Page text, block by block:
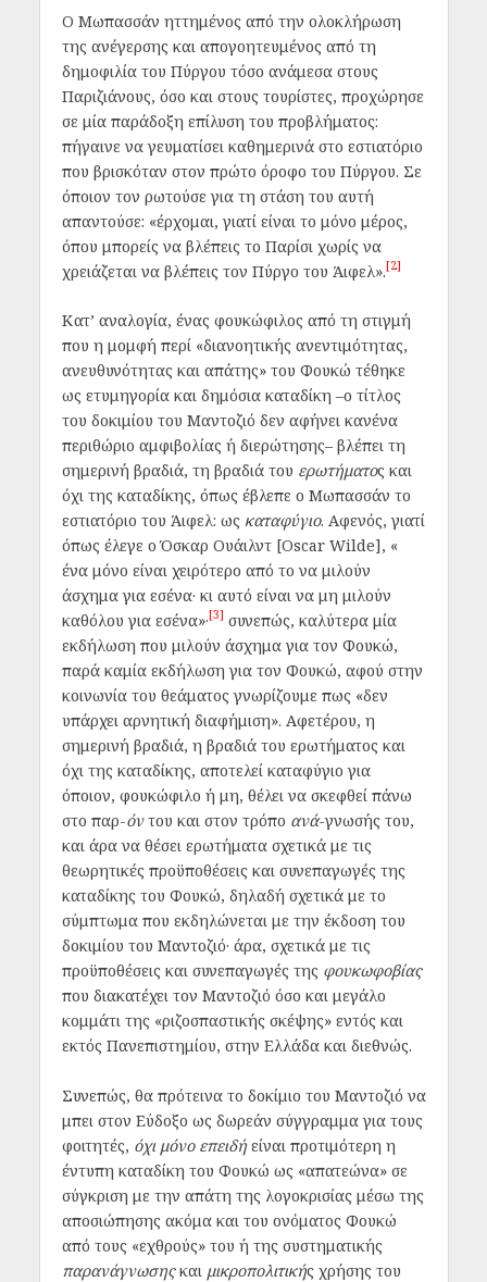
Ο Μωπασσάν ηττημένος από την ολοκλήρωση
της ανέγερσης και απογοητευμένος από τη
δημοφιλία του Πύργου τόσο ανάμεσα στους
Παριζιάνους, όσο και στους τουρίστες, προχώρησε
σε μία παράδοξη επίλυση του προβλήματος:
πήγαινε να γευματίσει καθημερινά στο εστιατόριο
που βρισκόταν στον πρώτο όροφο του Πύργου. Σε
όποιον τον ρωτούσε για τη στάση του αυτή
απαντούσε: «έρχομαι, γιατί είναι το μόνο μέρος,
όπου μπορείς να βλέπεις το Παρίσι χωρίς να
χρειάζεται να βλέπεις τον Πύργο του Άιφελ».[2]
Κατ’ αναλογία, ένας φουκώφιλος από τη στιγμή
που η μομφή περί «διανοητικής ανεντιμότητας,
ανευθυνότητας και απάτης» του Φουκώ τέθηκε
ως ετυμηγορία και δημόσια καταδίκη –ο τίτλος
του δοκιμίου του Μαντοζιό δεν αφήνει κανένα
περιθώριο αμφιβολίας ή διερώτησης– βλέπει τη
σημερινή βραδιά, τη βραδιά του ερωτήματος και
όχι της καταδίκης, όπως έβλεπε ο Μωπασσάν το
εστιατόριο του Άιφελ: ως καταφύγιο. Αφενός, γιατί
όπως έλεγε ο Όσκαρ Ουάιλντ [Oscar Wilde], «
ένα μόνο είναι χειρότερο από το να μιλούν
άσχημα για εσένα· κι αυτό είναι να μη μιλούν
καθόλου για εσένα»·[3] συνεπώς, καλύτερα μία
εκδήλωση που μιλούν άσχημα για τον Φουκώ,
παρά καμία εκδήλωση για τον Φουκώ, αφού στην
κοινωνία του θεάματος γνωρίζουμε πως «δεν
υπάρχει αρνητική διαφήμιση». Αφετέρου, η
σημερινή βραδιά, η βραδιά του ερωτήματος και
όχι της καταδίκης, αποτελεί καταφύγιο για
όποιον, φουκώφιλο ή μη, θέλει να σκεφθεί πάνω
στο παρ-όντου και στον τρόπο ανά-γνωσής του,
και άρα να θέσει ερωτήματα σχετικά με τις
θεωρητικές προϋποθέσεις και συνεπαγωγές της
καταδίκης του Φουκώ, δηλαδή σχετικά με το
σύμπτωμα που εκδηλώνεται με την έκδοση του
δοκιμίου του Μαντοζιό· άρα, σχετικά με τις
προϋποθέσεις και συνεπαγωγές της φουκωφοβίας
που διακατέχει τον Μαντοζιό όσο και μεγάλο
κομμάτι της «ριζοσπαστικής σκέψης» εντός και
εκτός Πανεπιστημίου, στην Ελλάδα και διεθνώς.
Συνεπώς, θα πρότεινα το δοκίμιο του Μαντοζιό να
μπει στον Εύδοξο ως δωρεάν σύγγραμμα για τους
φοιτητές, όχι μόνο επειδήείναι προτιμότερη η
έντυπη καταδίκη του Φουκώ ως «απατεώνα» σε
σύγκριση με την απάτη της λογοκρισίας μέσω της
αποσιώπησης ακόμα και του ονόματος Φουκώ
από τους «εχθρούς» του ή της συστηματικής
παρανάγνωσηςκαι μικροπολιτικής χρήσης του